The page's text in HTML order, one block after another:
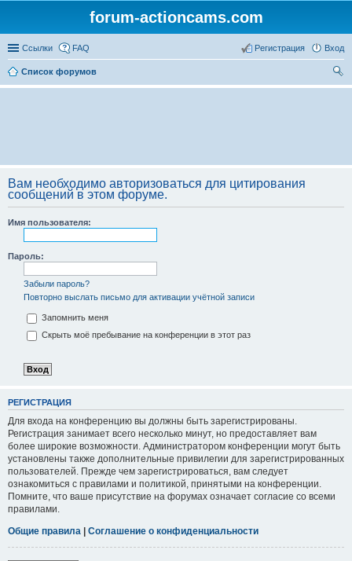
forum-actioncams.com
Ссылки FAQ Вход
Регистрация
Список форумов
ои
Вам необходимо авторизоваться для цитирования
сообщений в этом форуме.
Имя пользователя:
Пароль:
Забыли пароль?
Повторно выслать письмо для активации учётной записи
Запомнить меня
Скрыть моё пребывание на конференции в этот раз
РЕГИСТРАЦИЯ
Для входа на конференцию вы должны быть зарегистрированы.
Регистрация занимает всего несколько минут, но предоставляет вам
более широкие возможности. Администратором конференции могут быть
установлены также дополнительные привилегии для зарегистрированных
пользователей. Прежде чем зарегистрироваться, вам следует
ознакомиться с правилами и политикой, принятыми на конференции.
Помните, что ваше присутствие на форумах означает согласие со всеми
правилами.
Общие правила | Соглашение о конфиденциальности